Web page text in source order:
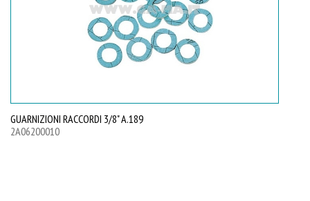
GUARNIZIONI RACCORDI 3/8" A.189
2A06200010